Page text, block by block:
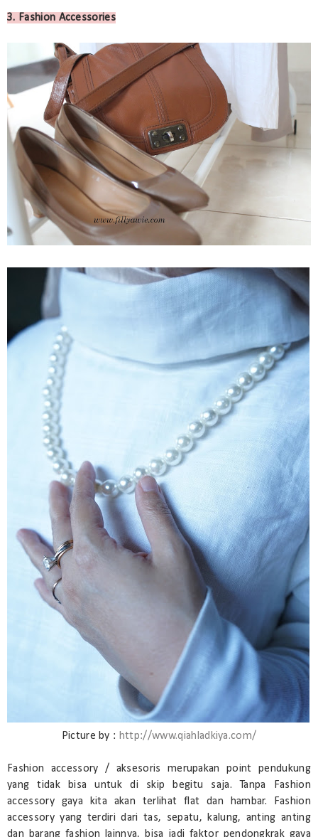
3. Fashion Accessories
Picture by : http://www.qiahladkiya.com/
Fashion accessory / aksesoris merupakan point pendukung
yang tidak bisa untuk di skip begitu saja. Tanpa Fashion
accessory gaya kita akan terlihat flat dan hambar. Fashion
accessory yang terdiri dari tas, sepatu, kalung, anting anting
dan barang fashion lainnya, bisa jadi faktor pendongkrak gaya